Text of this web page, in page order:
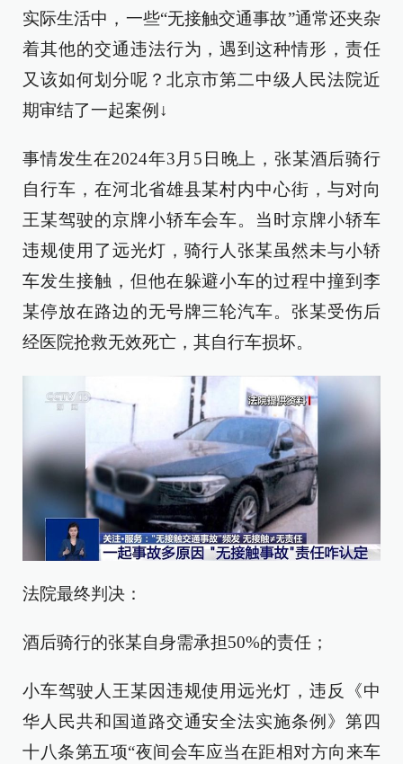
实际生活中，一些“无接触交通事故”通常还夹杂
着其他的交通违法行为，遇到这种情形，责任
又该如何划分呢？北京市第二中级人民法院近
期审结了一起案例↓
事情发生在2024年3月5日晚上，张某酒后骑行
自行车，在河北省雄县某村内中心街，与对向
王某驾驶的京牌小轿车会车。当时京牌小轿车
违规使用了远光灯，骑行人张某虽然未与小轿
车发生接触，但他在躲避小车的过程中撞到李
某停放在路边的无号牌三轮汽车。张某受伤后
经医院抢救无效死亡，其自行车损坏。
法院最终判决：
酒后骑行的张某自身需承担50%的责任；
小车驾驶人王某因违规使用远光灯，违反《中
华人民共和国道路交通安全法实施条例》第四
十八条第五项“夜间会车应当在距相对方向来车